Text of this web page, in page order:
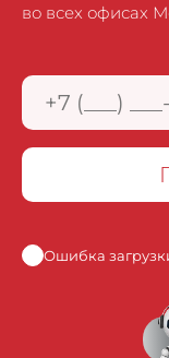
во всех офисах
Ошибка